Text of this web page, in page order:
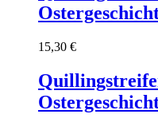
15,30 €